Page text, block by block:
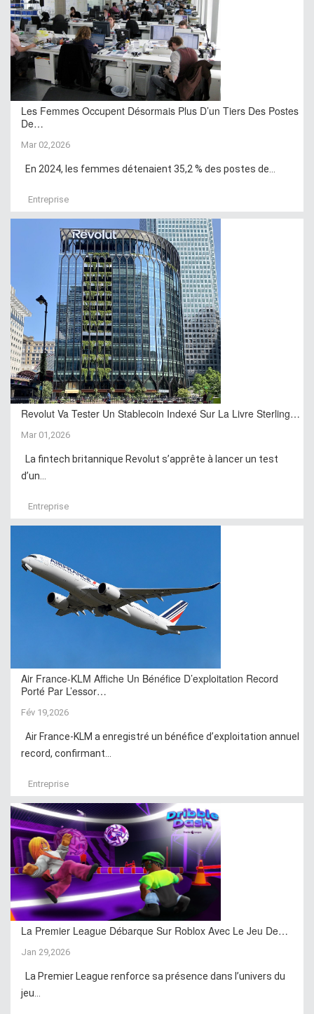
Les Femmes Occupent Désormais Plus D’un Tiers Des Postes
De…
Mar 02,2026
En 2024, les femmes détenaient 35,2 % des postes de...
Entreprise
Revolut Va Tester Un Stablecoin Indexé Sur La Livre Sterling…
Mar 01,2026
La fintech britannique Revolut s’apprête à lancer un test
d’un...
Entreprise
Air France-KLM Affiche Un Bénéfice D’exploitation Record
Porté Par L’essor…
Fév 19,2026
Air France-KLM a enregistré un bénéfice d’exploitation annuel
record, confirmant...
Entreprise
La Premier League Débarque Sur Roblox Avec Le Jeu De…
Jan 29,2026
La Premier League renforce sa présence dans l’univers du
jeu...